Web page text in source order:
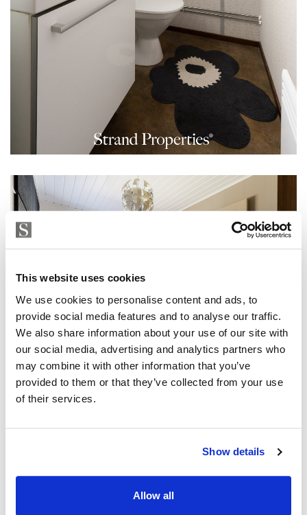
This website uses cookies
We use cookies to personalise content and ads, to
provide social media features and to analyse our traffic.
We also share information about your use of our site with
our social media, advertising and analytics partners who
may combine it with other information that you’ve
provided to them or that they’ve collected from your use
of their services.
Show details
Allow all